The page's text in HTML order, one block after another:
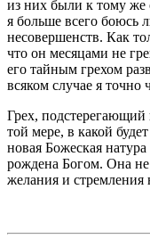
из них были к тому же
я боль­ше всего
несовершенств. Как
что он месяцами не
его тайным грехом
всяком случае я точно
Грех, подстерегающий
той мере, в какой
новая Божеская
рож­дена Богом. Она не
желания и